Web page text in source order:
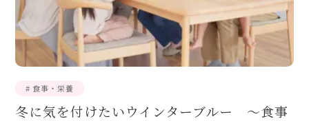
# 食事・栄養
冬に気を付けたいウインターブルー ～食事